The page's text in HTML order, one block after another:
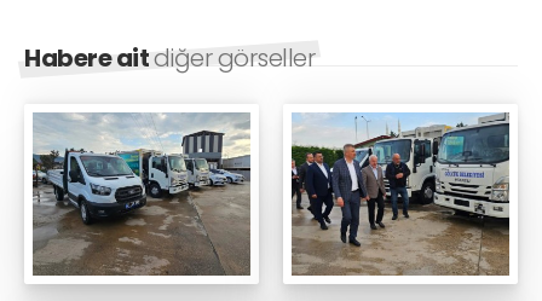
Habere aitdiğer görseller